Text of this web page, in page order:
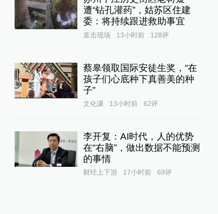
遭“钻孔灌药”，姑苏区住建
委：将持续跟进救助事宜
直击现场 13小时前 128评
蔡皋领取国际安徒生奖，“在
孩子们心底种下真善美的种
子”
文化课 13小时前 62评
李开复：AI时代，人的优势
在“右脑”，做出数据不能预测
的事情
财经上下游 17小时前 69评